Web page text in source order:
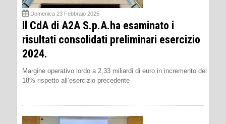
Domenica 23 Febbraio 2025
Il CdA di A2A S.p.A.ha esaminato i
risultati consolidati preliminari esercizio
2024.
Margine operativo lordo a 2,33 miliardi di euro in incremento del
18% rispetto all’esercizio precedente